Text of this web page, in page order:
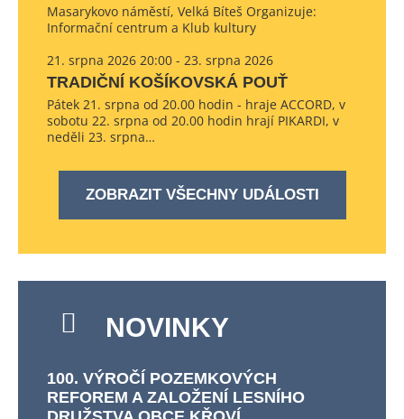
Masarykovo náměstí, Velká Bíteš Organizuje:
Informační centrum a Klub kultury
21. srpna 2026 20:00 - 23. srpna 2026
TRADIČNÍ KOŠÍKOVSKÁ POUŤ
Pátek 21. srpna od 20.00 hodin - hraje ACCORD, v
sobotu 22. srpna od 20.00 hodin hrají PIKARDI, v
neděli 23. srpna…
ZOBRAZIT VŠECHNY UDÁLOSTI
NOVINKY
100. VÝROČÍ POZEMKOVÝCH
REFOREM A ZALOŽENÍ LESNÍHO